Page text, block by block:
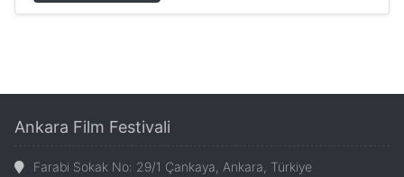
Ankara Film Festivali
Farabi Sokak No: 29/1 Çankaya, Ankara, Türkiye